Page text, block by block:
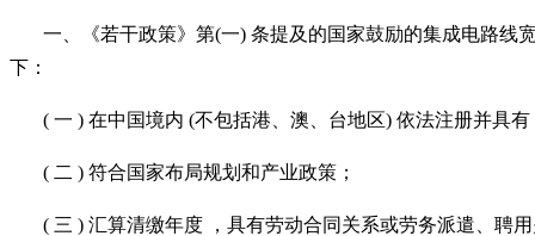
一、《若干政策》第(一) 条提及的国家鼓励的集成电路线
下：
( 一 ) 在中国境内 (不包括港、澳、台地区) 依法注册并具
( 二 ) 符合国家布局规划和产业政策；
( 三 ) 汇算清缴年度 ，具有劳动合同关系或劳务派遣、聘